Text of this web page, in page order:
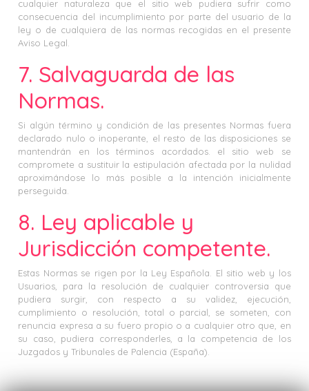
cualquier naturaleza que el sitio web pudiera sufrir como
consecuencia del incumplimiento por parte del usuario de la
ley o de cualquiera de las normas recogidas en el presente
Aviso Legal.
7. Salvaguarda de las
Normas.
Si algún término y condición de las presentes Normas fuera
declarado nulo o inoperante, el resto de las disposiciones se
mantendrán en los términos acordados. el sitio web se
compromete a sustituir la estipulación afectada por la nulidad
aproximándose lo más posible a la intención inicialmente
perseguida.
8. Ley aplicable y
Jurisdicción competente.
Estas Normas se rigen por la Ley Española. El sitio web y los
Usuarios, para la resolución de cualquier controversia que
pudiera surgir, con respecto a su validez, ejecución,
cumplimiento o resolución, total o parcial, se someten, con
renuncia expresa a su fuero propio o a cualquier otro que, en
su caso, pudiera corresponderles, a la competencia de los
Juzgados y Tribunales de Palencia (España).